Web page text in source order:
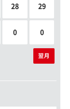
28 29
0 0
翌月